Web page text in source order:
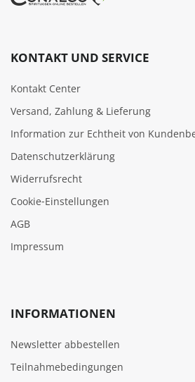
KONTAKT UND SERVICE
Kontakt Center
Versand, Zahlung & Lieferung
Information zur Echtheit von
Datenschutzerklärung
Widerrufsrecht
Cookie‑Einstellungen
AGB
Impressum
INFORMATIONEN
Newsletter abbestellen
Teilnahmebedingungen